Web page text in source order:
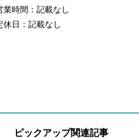
業時間：記載なし
休日：記載なし
ピックアップ関連記事